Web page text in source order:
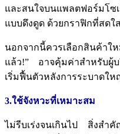
และสนใจบนแพลตฟอร์มโซ
แบบดึงดูด ด้วยกราฟิกที่สดใ
นอกจากนี้ควรเลือกสินค้าใ
แล้ว!” อาจคุ้มค่าสำหรับผู้บ
เริ่มฟื้นตัวหลังการระบาดให
3.ใช้จังหวะที่เหมาะสม
ไม่รีบเร่งจนเกินไป
สิ่งสำคั